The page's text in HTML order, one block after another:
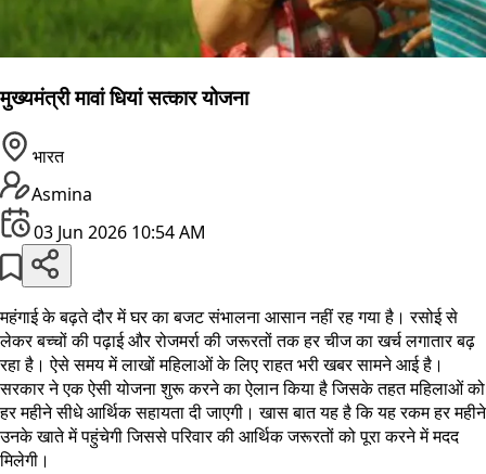
मुख्यमंत्री मावां धियां सत्कार योजना
भारत
Asmina
03 Jun 2026 10:54 AM
महंगाई के बढ़ते दौर में घर का बजट संभालना आसान नहीं रह गया है। रसोई से
लेकर बच्चों की पढ़ाई और रोजमर्रा की जरूरतों तक हर चीज का खर्च लगातार बढ़
रहा है। ऐसे समय में लाखों महिलाओं के लिए राहत भरी खबर सामने आई है।
सरकार ने एक ऐसी योजना शुरू करने का ऐलान किया है जिसके तहत महिलाओं को
हर महीने सीधे आर्थिक सहायता दी जाएगी। खास बात यह है कि यह रकम हर महीने
उनके खाते में पहुंचेगी जिससे परिवार की आर्थिक जरूरतों को पूरा करने में मदद
मिलेगी।